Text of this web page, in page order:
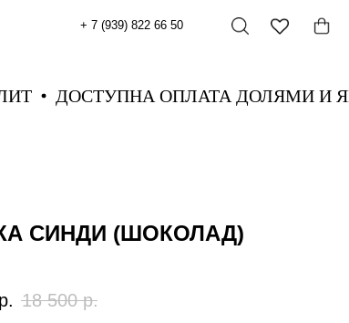
ДОСТУПНА ОПЛАТА ДОЛЯМИ
СИНДИ (ШОКОЛАД)
р. 18 500 р.